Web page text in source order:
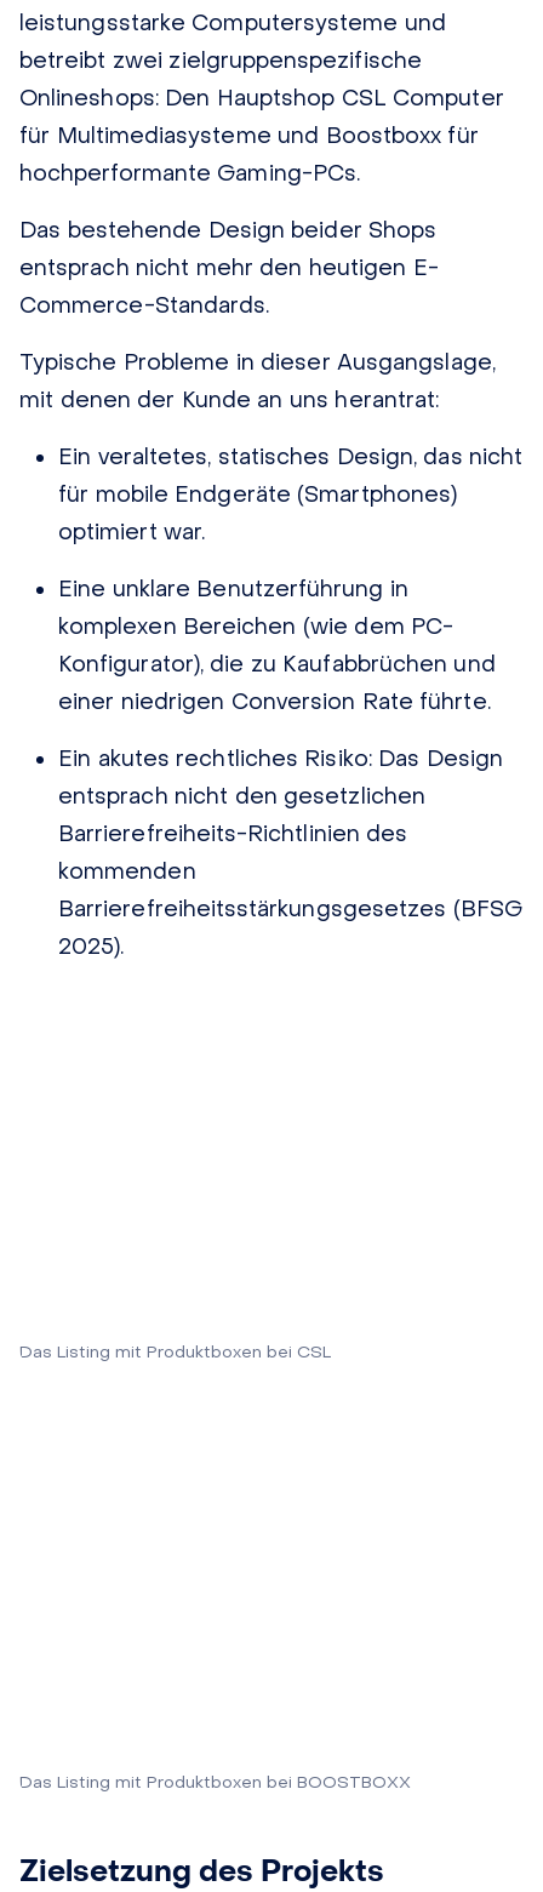
leistungsstarke Computersysteme und
betreibt zwei zielgruppenspezifische
Onlineshops: Den Hauptshop CSL Computer
für Multimediasysteme und Boostboxx für
hochperformante Gaming-PCs.
Das bestehende Design beider Shops
entsprach nicht mehr den heutigen E-
Commerce-Standards.
Typische Probleme in dieser Ausgangslage,
mit denen der Kunde an uns herantrat:
Ein veraltetes, statisches Design, das nicht
für mobile Endgeräte (Smartphones)
optimiert war.
Eine unklare Benutzerführung in
komplexen Bereichen (wie dem PC-
Konfigurator), die zu Kaufabbrüchen und
einer niedrigen Conversion Rate führte.
Ein akutes rechtliches Risiko: Das Design
entsprach nicht den gesetzlichen
Barrierefreiheits-Richtlinien des
kommenden
Barrierefreiheitsstärkungsgesetzes (BFSG
2025).
Das Listing mit Produktboxen bei CSL
Das Listing mit Produktboxen bei BOOSTBOXX
Zielsetzung des Projekts